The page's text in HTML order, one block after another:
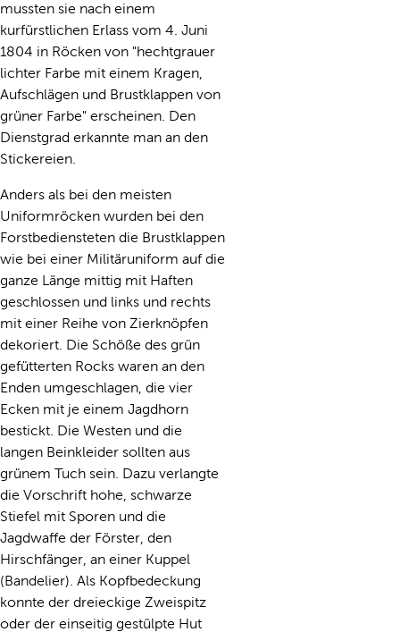
mussten sie nach einem
kurfürstlichen Erlass vom 4. Juni
1804 in Röcken von "hechtgrauer
lichter Farbe mit einem Kragen,
Aufschlägen und Brustklappen von
grüner Farbe" erscheinen. Den
Dienstgrad erkannte man an den
Stickereien.
Anders als bei den meisten
Uniformröcken wurden bei den
Forstbediensteten die Brustklappen
wie bei einer Militäruniform auf die
ganze Länge mittig mit Haften
geschlossen und links und rechts
mit einer Reihe von Zierknöpfen
dekoriert. Die Schöße des grün
gefütterten Rocks waren an den
Enden umgeschlagen, die vier
Ecken mit je einem Jagdhorn
bestickt. Die Westen und die
langen Beinkleider sollten aus
grünem Tuch sein. Dazu verlangte
die Vorschrift hohe, schwarze
Stiefel mit Sporen und die
Jagdwaffe der Förster, den
Hirschfänger, an einer Kuppel
(Bandelier). Als Kopfbedeckung
konnte der dreieckige Zweispitz
oder der einseitig gestülpte Hut